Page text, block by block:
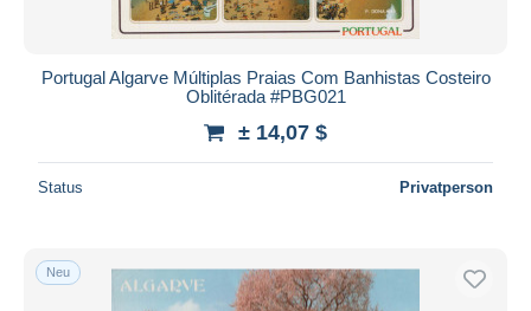
Portugal Algarve Múltiplas Praias Com Banhistas Costeiro
Oblitérada #PBG021
± 14,07 $
Status Privatperson
Neu